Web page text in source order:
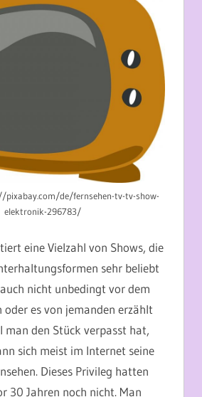
de/fernsehen-tv-tv-show-
elektronik-296783/
eine Vielzahl von Shows, die
sehr beliebt
nicht unbedingt vor dem
oder es von jemanden erzählt
man den Stück verpasst hat,
sich meist im Internet seine
Dieses Privileg hatten
30 Jahren noch nicht. Man